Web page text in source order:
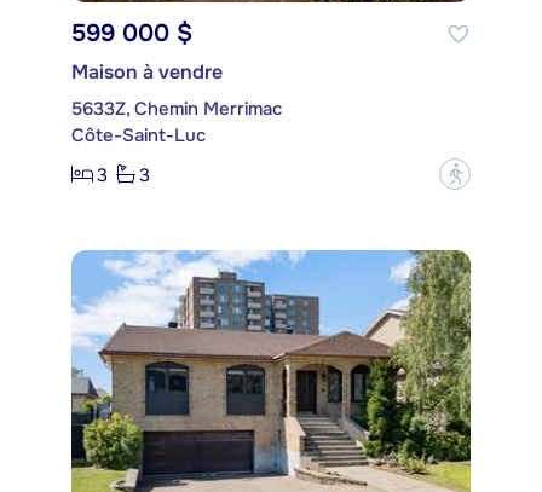
599 000 $
Maison à vendre
5633Z, Chemin Merrimac
Côte-Saint-Luc
3
3 ?